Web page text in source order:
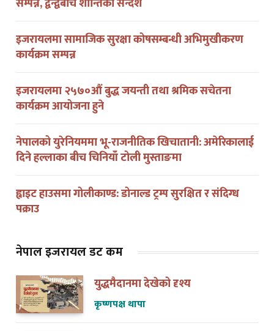
सम्पन्न, द्वन्द्वबीच शान्तिको सन्देश
इजरायलमा सामाजिक सुरक्षा कोषसम्बन्धी अभिमुखीकरण
कार्यक्रम सम्पन्न
इजरायलमा २५७०औं बुद्ध जयन्ती तथा श्रमिक सचेतना
कार्यक्रम आयोजना हुने
नेपालको युरेनियममा भू-राजनीतिक खिचातानी: अमेरिकालाई
दिने हल्लाका बीच चिनियाँ टोली मुस्ताङमा
ह्वाइट हाउसमा गोलीकाण्ड: डोनाल्ड ट्रम्प सुरक्षित र संदिग्ध
पक्राउ
नेपाल इजरायल डट कम
युद्धमैदानमा देखेको दृश्य
कृष्णपक्ष थापा